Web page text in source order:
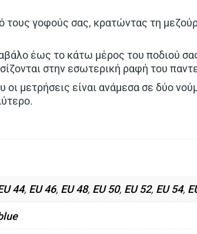
γοφούς σας, κρατώντας τη
έως το κάτω μέρος του ποδιού
στην εσωτερική ραφή του
μετρήσεις είναι ανάμεσα σε δύο
44, EU 46, EU 48, EU 50, EU 52, EU 54,